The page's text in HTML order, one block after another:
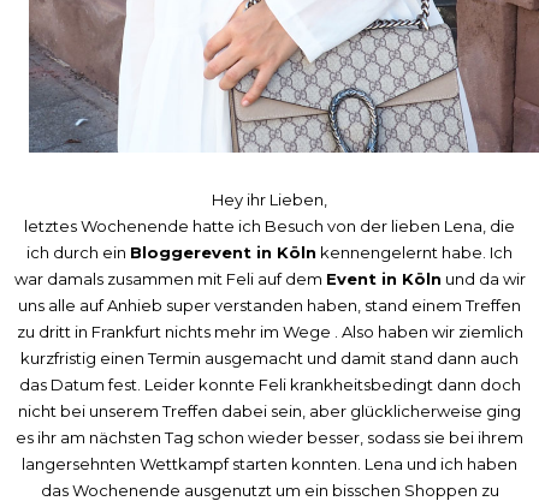
Hey ihr Lieben,
letztes Wochenende hatte ich Besuch von der lieben Lena , die
ich durch ein Bloggerevent in Köln kennengelernt habe. Ich
war damals zusammen mit Feliauf dem Event in Köln und da wir
uns alle auf Anhieb super verstanden haben, stand einem Treffen
zu dritt in Frankfurt nichts mehr im Wege . Also haben wir ziemlich
kurzfristig einen Termin ausgemacht und damit stand dann auch
das Datum fest. Leider konnte Feli krankheitsbedingt dann doch
nicht bei unserem Treffen dabei sein, aber glücklicherweise ging
es ihr am nächsten Tag schon wieder besser, sodass sie bei ihrem
langersehnten Wettkampf starten konnten. Lena und ich haben
das Wochenende ausgenutzt um ein bisschen Shoppen zu